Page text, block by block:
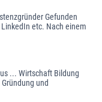
Gefunden
etc. Nach einem
... Wirtschaft Bildung
und